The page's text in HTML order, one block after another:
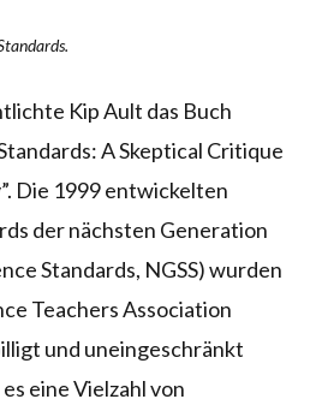
Kip Ault das Buch
A Skeptical Critique
Die 1999 entwickelten
der nächsten Generation
Standards, NGSS) wurden
Teachers Association
und uneingeschränkt
eine Vielzahl von